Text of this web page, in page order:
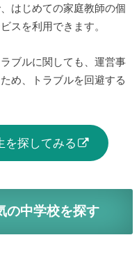
はじめての家庭教師の個
スを利用できます。
ブルに関しても、運営事
め、トラブルを回避する
を探してみる
の中学校を探す